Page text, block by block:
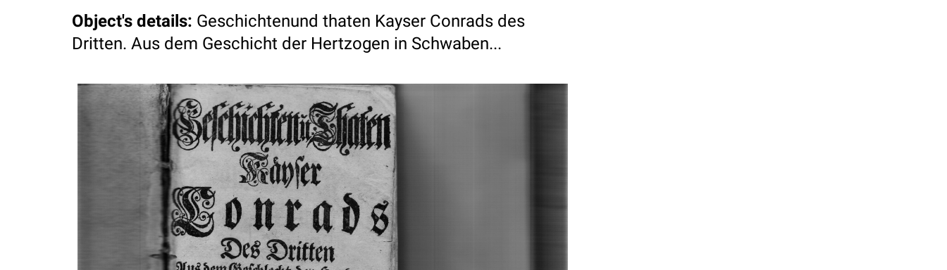
Object's details: Geschichtenund thaten Kayser Conrads des
Dritten. Aus dem Geschicht der Hertzogen in Schwaben...